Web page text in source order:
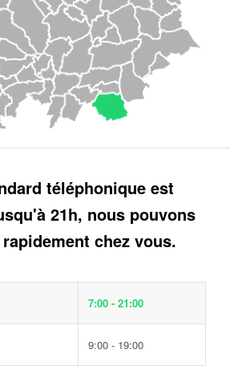
téléphonique est
21h, nous pouvons
chez vous.
7:00 - 21:00
9:00 - 19:00